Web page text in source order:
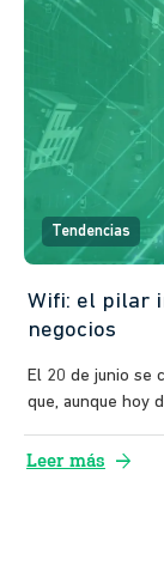
Tendencias
Wifi: el pilar
negocios
El 20 de junio se
que, aunque hoy
Leer más arrow_forward